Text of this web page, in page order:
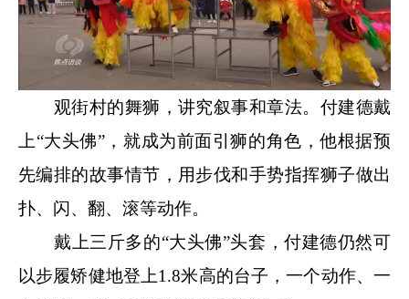
观街村的舞狮，讲究叙事和章法。付建德戴
上“大头佛”，就成为前面引狮的角色，他根据预
先编排的故事情节，用步伐和手势指挥狮子做出
扑、闪、翻、滚等动作。
戴上三斤多的“大头佛”头套，付建德仍然可
以步履矫健地登上1.8米高的台子，一个动作、一